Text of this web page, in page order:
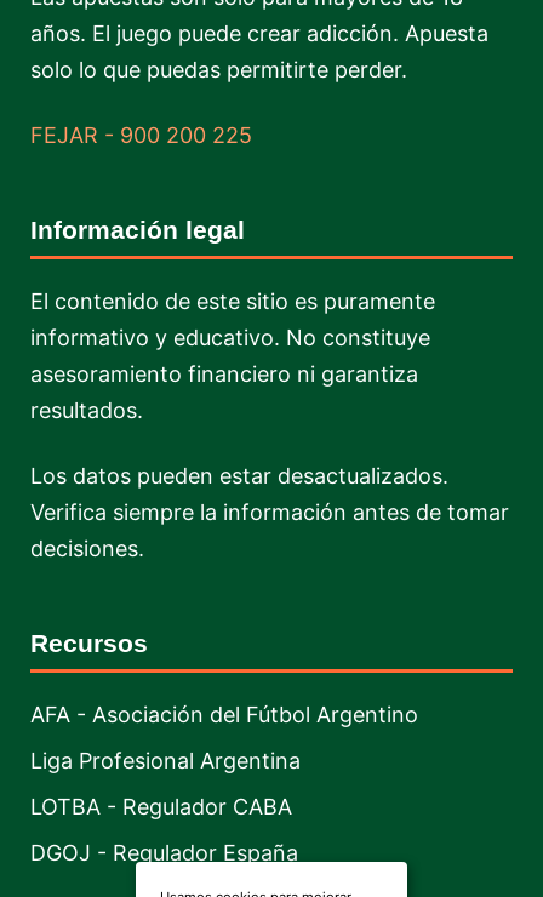
años. El juego puede crear adicción. Apuesta
solo lo que puedas permitirte perder.
FEJAR - 900 200 225
Información legal
El contenido de este sitio es puramente
informativo y educativo. No constituye
asesoramiento financiero ni garantiza
resultados.
Los datos pueden estar desactualizados.
Verifica siempre la información antes de tomar
decisiones.
Recursos
AFA - Asociación del Fútbol Argentino
Liga Profesional Argentina
LOTBA - Regulador CABA
DGOJ - Regulador España